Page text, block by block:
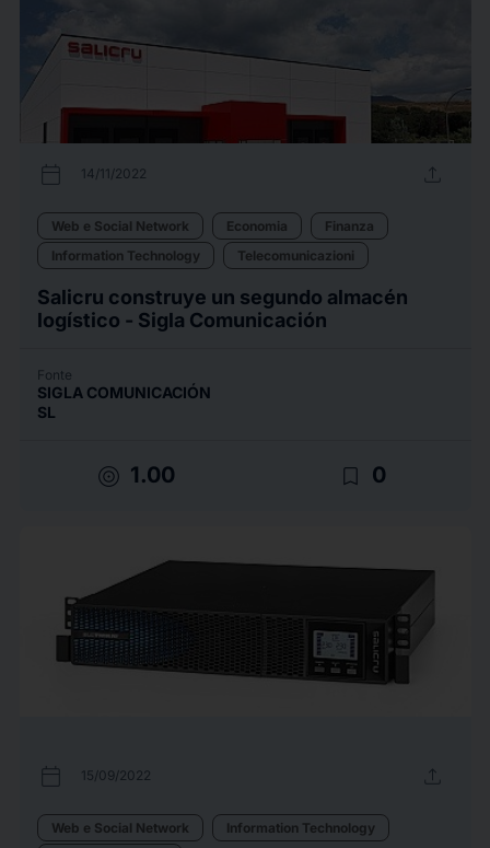
calendar_today 14/11/2022 upload
Web e Social Network Economia
Finanza
Information Technology
Telecomunicazioni
Salicru construye un segundo almacén
logístico - Sigla Comunicación
Fonte
SIGLA COMUNICACIÓN
SL
target 1.00 bookmark_border 0
calendar_today 15/09/2022 upload
Web e Social Network Information Technology